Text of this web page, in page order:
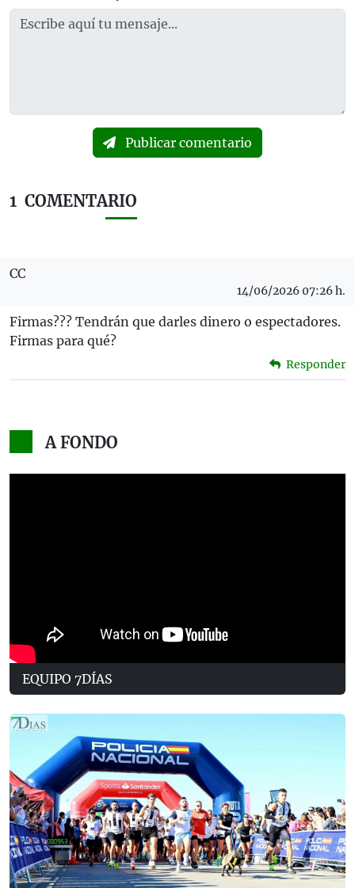
Publicar comentario
1 COMENTARIO
CC
14/06/2026 07:26 h.
Firmas??? Tendrán que darles dinero o espectadores.
Firmas para qué?
Responder
A FONDO
EQUIPO 7DÍAS